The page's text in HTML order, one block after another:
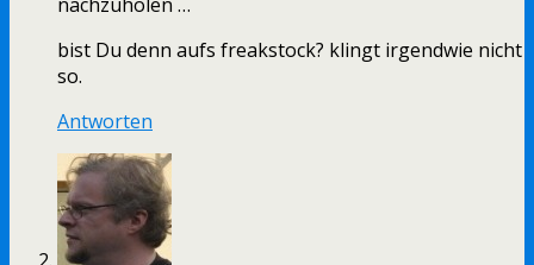
bist Du denn aufs freakstock? klingt irgendwie nicht
so.
Antworten